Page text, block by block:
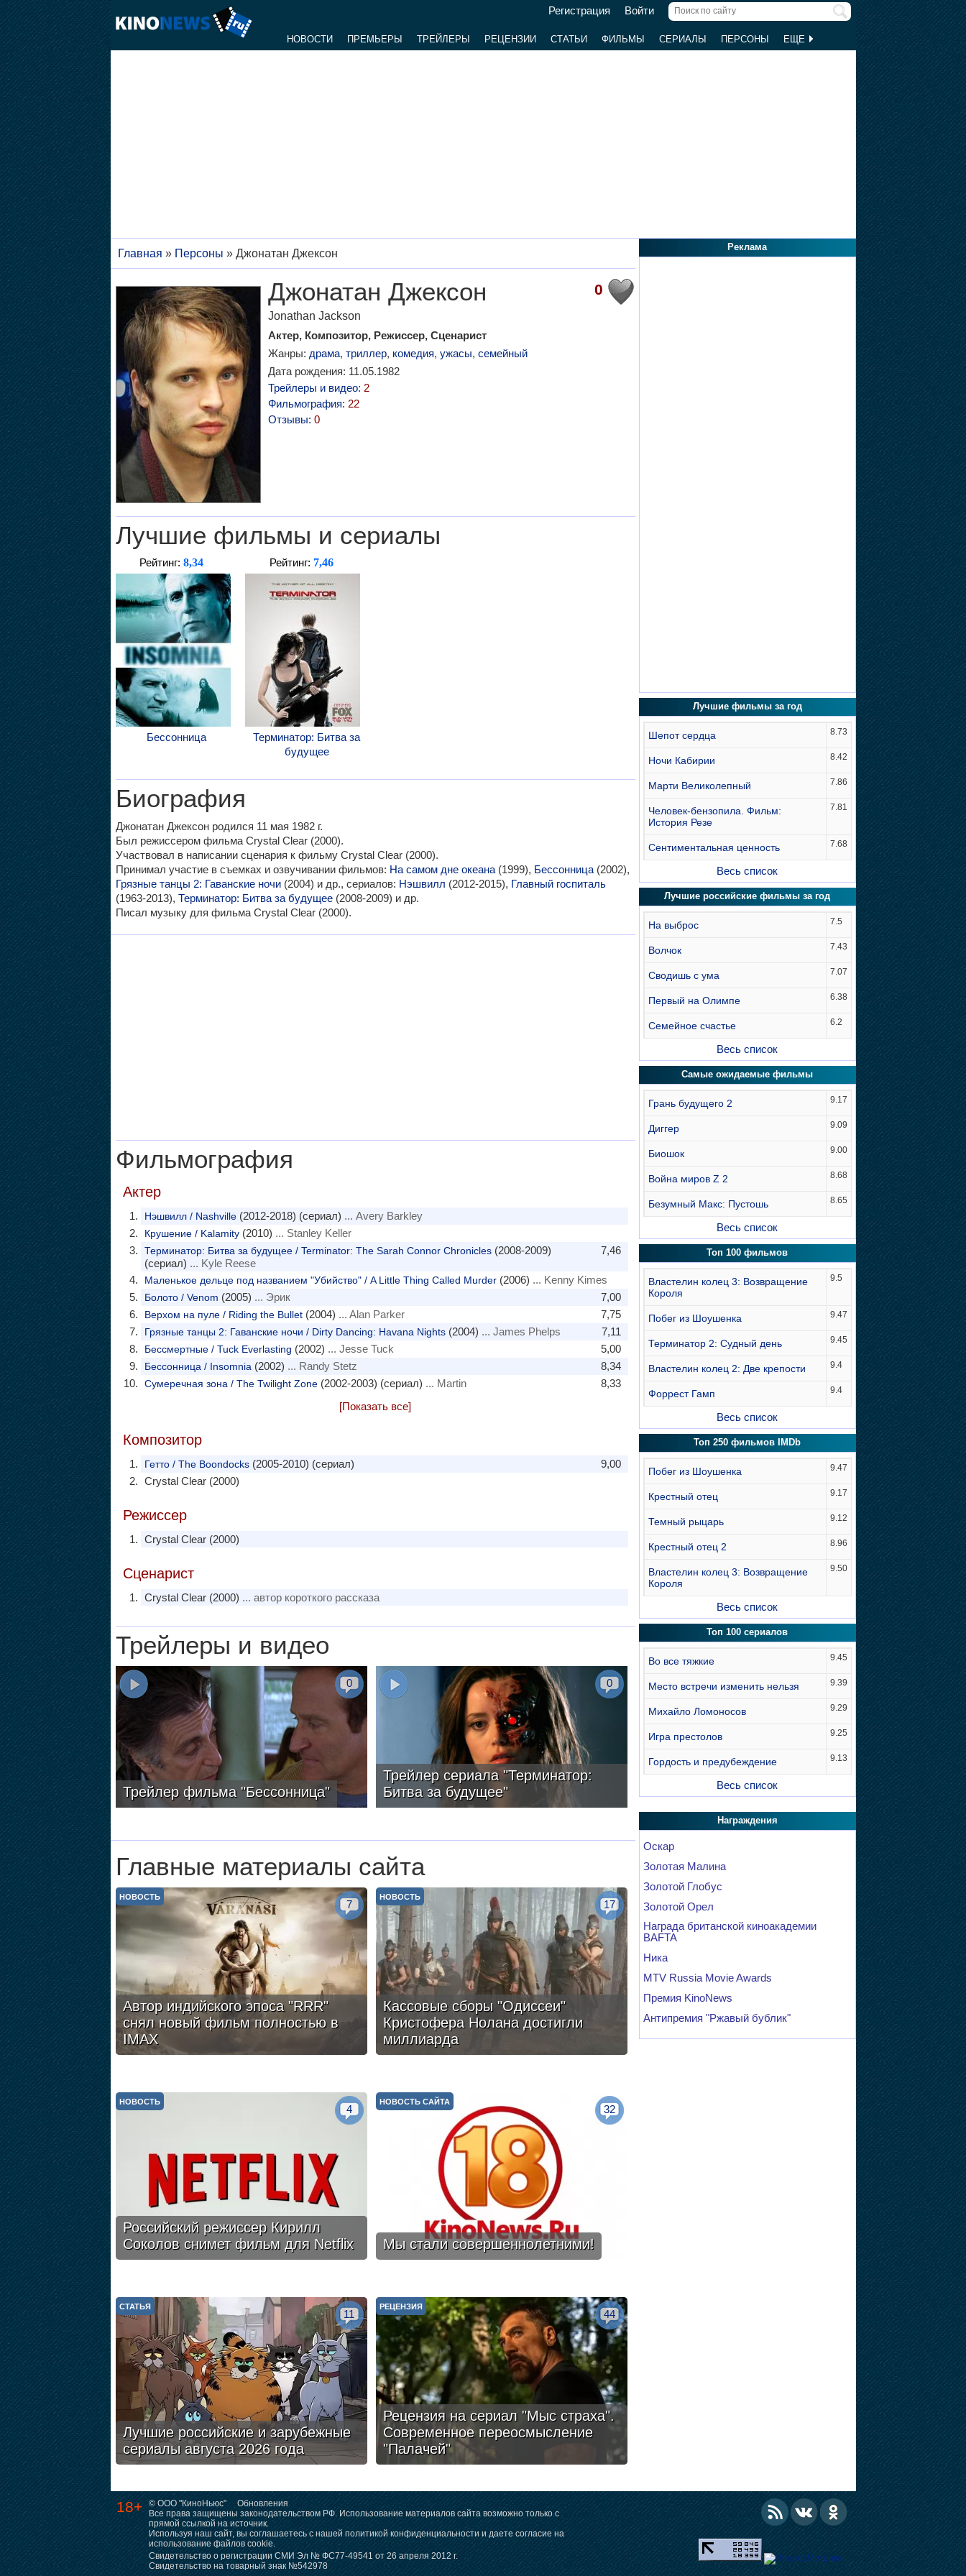
Регистрация Войти
НОВОСТИ ПРЕМЬЕРЫ ТРЕЙЛЕРЫ РЕЦЕНЗИИ СТАТЬИ ФИЛЬМЫ СЕРИАЛЫ ПЕРСОНЫ ЕЩЕ
Главная » Персоны » Джонатан Джексон
0
Джонатан Джексон
Jonathan Jackson
Актер, Композитор, Режиссер, Сценарист
Жанры: драма, триллер, комедия, ужасы, семейный
Дата рождения: 11.05.1982
Трейлеры и видео: 2
Фильмография: 22
Отзывы: 0
Лучшие фильмы и сериалы
Рейтинг: 8,34
Бессонница
Рейтинг: 7,46
Терминатор: Битва за
будущее
Биография
Джонатан Джексон родился 11 мая 1982 г.
Был режиссером фильма Crystal Clear (2000).
Участвовал в написании сценария к фильму Crystal Clear (2000).
Принимал участие в съемках и озвучивании фильмов: На самом дне океана(1999), Бессонница(2002),
Грязные танцы 2: Гаванские ночи(2004) и др., сериалов: Нэшвилл (2012-2015), Главный госпиталь
(1963-2013), Терминатор: Битва за будущее(2008-2009) и др.
Писал музыку для фильма Crystal Clear (2000).
Фильмография
Актер
Нэшвилл / Nashville(2012-2018) (сериал) ... Avery Barkley
Крушение / Kalamity(2010) ... Stanley Keller
7,46
Терминатор: Битва за будущее / Terminator: The Sarah Connor Chronicles(2008-2009)
(сериал) ... Kyle Reese
Маленькое дельце под названием "Убийство" / A Little Thing Called Murder(2006) ... Kenny Kimes
7,00
Болото / Venom (2005) ... Эрик
7,75
Верхом на пуле / Riding the Bullet(2004) ... Alan Parker
7,11
Грязные танцы 2: Гаванские ночи / Dirty Dancing: Havana Nights(2004) ... James Phelps
5,00
Бессмертные / Tuck Everlasting (2002) ... Jesse Tuck
8,34
Бессонница / Insomnia (2002) ... Randy Stetz
8,33
Сумеречная зона / The Twilight Zone(2002-2003) (сериал) ... Martin
[Показать все]
Композитор
9,00
Гетто / The Boondocks(2005-2010) (сериал)
Crystal Clear (2000)
Режиссер
Crystal Clear (2000)
Сценарист
Crystal Clear (2000) ... автор короткого рассказа
Трейлеры и видео
Трейлер фильма "Бессонница"
0
Трейлер сериала "Терминатор:
Битва за будущее"
0
Главные материалы сайта
Автор индийского эпоса "RRR"
снял новый фильм полностью в
IMAX
НОВОСТЬ
7
Кассовые сборы "Одиссеи"
Кристофера Нолана достигли
миллиарда
НОВОСТЬ
17
Российский режиссер Кирилл
Соколов снимет фильм для Netflix
НОВОСТЬ
4
Мы стали совершеннолетними!
НОВОСТЬ САЙТА
32
Лучшие российские и зарубежные
сериалы августа 2026 года
СТАТЬЯ
11
Рецензия на сериал "Мыс страха".
Современное переосмысление
"Палачей"
РЕЦЕНЗИЯ
44
Реклама
Лучшие фильмы за год
Шепот сердца 8.73
Ночи Кабирии 8.42
Марти Великолепный 7.86
Человек-бензопила. Фильм:
История Резе
7.81
Сентиментальная ценность 7.68
Весь список
Лучшие российские фильмы за год
На выброс 7.5
Волчок 7.43
Сводишь с ума 7.07
Первый на Олимпе 6.38
Семейное счастье 6.2
Весь список
Самые ожидаемые фильмы
Грань будущего 2 9.17
Диггер 9.09
Биошок 9.00
Война миров Z 2 8.68
Безумный Макс: Пустошь 8.65
Весь список
Топ 100 фильмов
Властелин колец 3: Возвращение
Короля
9.5
Побег из Шоушенка 9.47
Терминатор 2: Судный день 9.45
Властелин колец 2: Две крепости 9.4
Форрест Гамп 9.4
Весь список
Топ 250 фильмов IMDb
Побег из Шоушенка 9.47
Крестный отец 9.17
Темный рыцарь 9.12
Крестный отец 2 8.96
Властелин колец 3: Возвращение
Короля
9.50
Весь список
Топ 100 сериалов
Во все тяжкие 9.45
Место встречи изменить нельзя 9.39
Михайло Ломоносов 9.29
Игра престолов 9.25
Гордость и предубеждение 9.13
Весь список
Награждения
Оскар
Золотая Малина
Золотой Глобус
Золотой Орел
Награда британской киноакадемии
BAFTA
Ника
MTV Russia Movie Awards
Премия KinoNews
Антипремия "Ржавый бублик"
18+ © ООО "КиноНьюс"
Обновления
Все права защищены законодательством РФ. Использование материалов сайта возможно только с
прямой ссылкой на источник.
Используя наш сайт, вы соглашаетесь с нашей политикой конфиденциальности и даете согласие на
использование файлов cookie.
Свидетельство о регистрации СМИ Эл № ФС77-49541 от 26 апреля 2012 г.
Свидетельство на товарный знак №542978